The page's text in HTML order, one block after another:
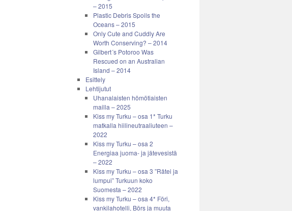
– 2015
Plastic Debris Spoils the
Oceans – 2015
Only Cute and Cuddly Are
Worth Conserving? – 2014
Gilbert´s Potoroo Was
Rescued on an Australian
Island – 2014
Esittely
Lehtijutut
Uhanalaisten hömötiaisten
mailla – 2025
Kiss my Turku – osa 1* Turku
matkalla hiilineutraaliuteen –
2022
Kiss my Turku – osa 2
Energiaa juoma- ja jätevesistä
– 2022
Kiss my Turku – osa 3 ”Rätei ja
lumpui” Turkuun koko
Suomesta – 2022
Kiss my Turku – osa 4* Föri,
vankilahotelli, Börs ja muuta